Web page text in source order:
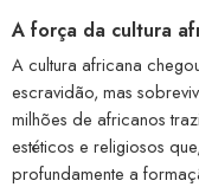
A força da cultura
A cultura africana
escravidão, mas
milhões de africanos
estéticos e religiosos
profundamente a